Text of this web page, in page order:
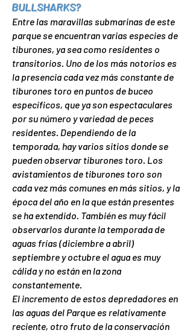
BULLSHARKS?
Entre las maravillas submarinas de este
parque se encuentran varias especies de
tiburones, ya sea como residentes o
transitorios. Uno de los más notorios es
la presencia cada vez más constante de
tiburones toro en puntos de buceo
específicos, que ya son espectaculares
por su número y variedad de peces
residentes. Dependiendo de la
temporada, hay varios sitios donde se
pueden observar tiburones toro. Los
avistamientos de tiburones toro son
cada vez más comunes en más sitios, y la
época del año en la que están presentes
se ha extendido. También es muy fácil
observarlos durante la temporada de
aguas frías (diciembre a abril)
septiembre y octubre el agua es muy
cálida y no están en la zona
constantemente.
El incremento de estos depredadores en
las aguas del Parque es relativamente
reciente, otro fruto de la conservación